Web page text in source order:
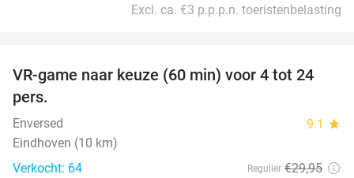
Excl. ca. €3 p.p.p.n. toeristenbelasting
35%
VR-game naar keuze (60 min) voor 4 tot 24
pers.
Enversed 9.1 star
Eindhoven (10 km)
Verkocht: 64
Regulier €29,95